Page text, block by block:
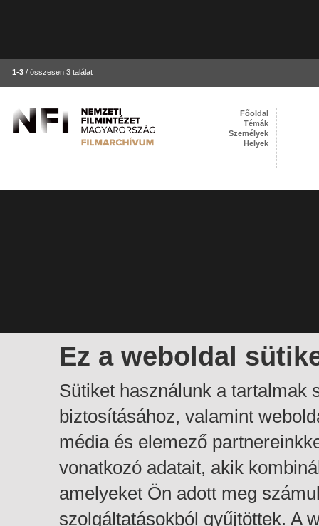
1-3 / összesen 3 találat
Ez a weboldal
Sütiket használunk a tartalmak
biztosításához, valamint
média és elemező
vonatkozó adatait, akik
amelyeket Ön adott meg
szolgáltatásokból gyűjtöttek. A
Főoldal
Témák
Személyek
Helyek